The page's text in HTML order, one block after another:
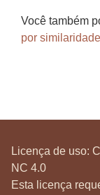
Você também
por similaridade
Licença de uso:
NC 4.0
Esta licença